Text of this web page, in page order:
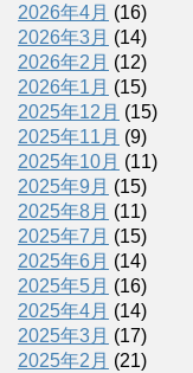
2026年4月 (16)
2026年3月 (14)
2026年2月 (12)
2026年1月 (15)
2025年12月 (15)
2025年11月 (9)
2025年10月 (11)
2025年9月 (15)
2025年8月 (11)
2025年7月 (15)
2025年6月 (14)
2025年5月 (16)
2025年4月 (14)
2025年3月 (17)
2025年2月 (21)